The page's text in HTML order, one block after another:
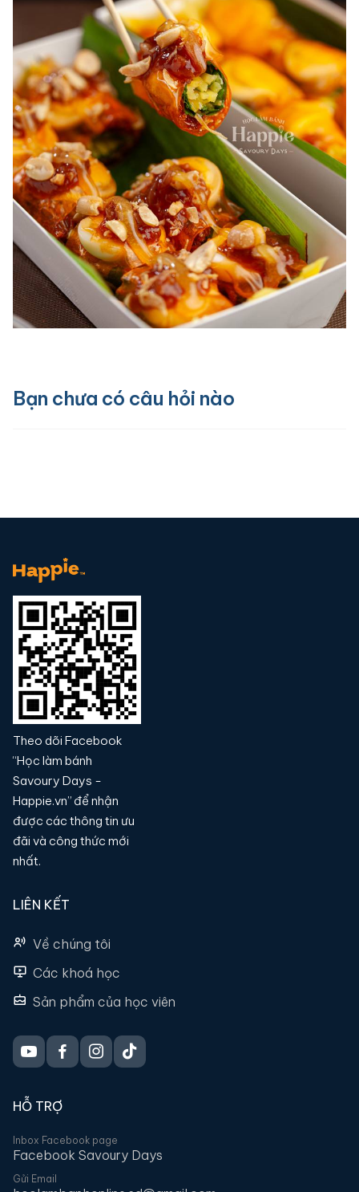
Bạn chưa có câu hỏi nào
Theo dõi Facebook
“Học làm bánh
Savoury Days -
Happie.vn” để nhận
được các thông tin ưu
đãi và công thức mới
nhất.
LIÊN KẾT
Về chúng tôi
Các khoá học
Sản phẩm của học viên
HỖ TRỢ
Inbox Facebook page
Facebook Savoury Days
Gửi Email